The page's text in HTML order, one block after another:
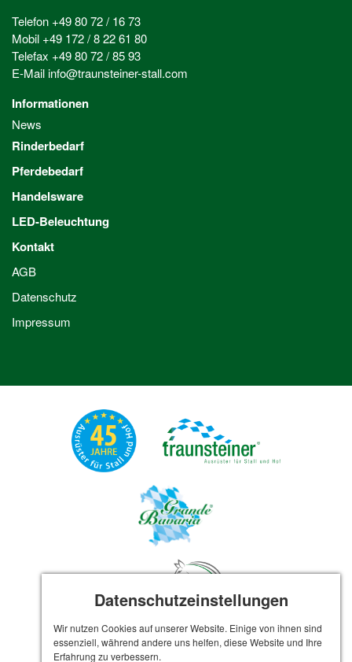
Telefon +49 80 72 / 16 73
Mobil +49 172 / 8 22 61 80
Telefax +49 80 72 / 85 93
E-Mailinfo@traunsteiner-stall.com
Informationen
News
Rinderbedarf
Pferdebedarf
Handelsware
LED-Beleuchtung
Kontakt
AGB
Datenschutz
Impressum
Datenschutzeinstellungen
Wir nutzen Cookies auf unserer Website. Einige von ihnen sind
essenziell, während andere uns helfen, diese Website und Ihre
Erfahrung zu verbessern.